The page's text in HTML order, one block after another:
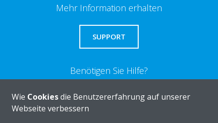
Mehr Information erhalten
SUPPORT
Benötigen Sie Hilfe?
KONTAKTIEREN SIE UNS
Wie Cookiesdie Benutzererfahrung auf unserer
Webseite verbessern